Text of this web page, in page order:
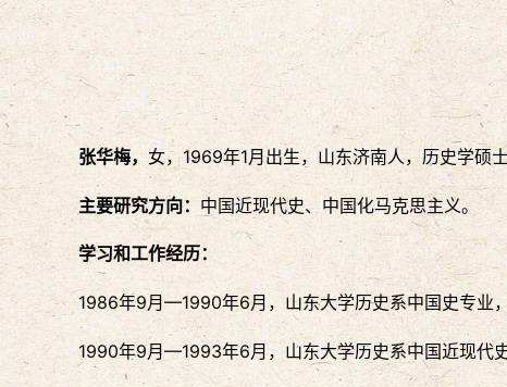
张华梅， 女，1969年1月出生，山东济南人，历史学硕士
主要研究方向： 中国近现代史、中国化马克思主义。
学习和工作经历：
1986年9月—1990年6月，山东大学历史系中国史专业，
1990年9月—1993年6月，山东大学历史系中国近现代